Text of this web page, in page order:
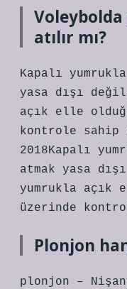
atılır mı?
Kapalı
yasa dışı
açık elle
kontrole sahip
2018Kapalı
atmak yasa
yumrukla açık
üzerinde
Plonjon
plonjon –